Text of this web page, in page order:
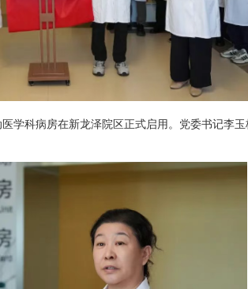
医学科病房在新龙泽院区正式启用。党委书记李玉